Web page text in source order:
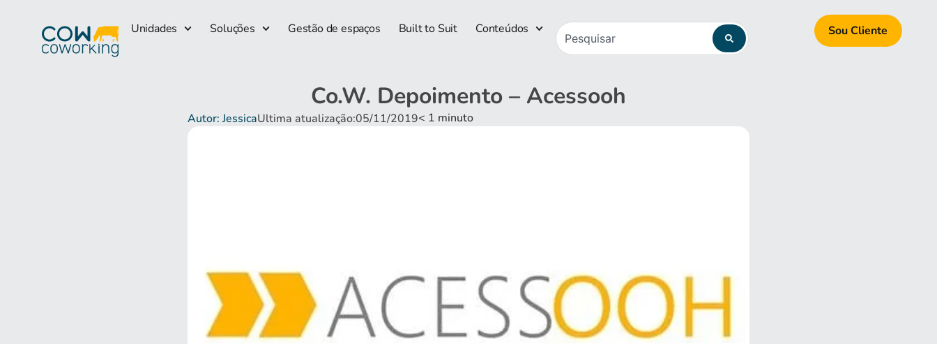
Unidades Soluções Gestão de espaços Built to Suit Conteúdos Sou Cliente
Co.W. Depoimento – Acessooh
Autor: JessicaUltima atualização:05/11/2019< 1 minuto